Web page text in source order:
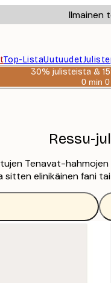
Ilmainen
Top-ListaUutuudet
30% julisteista &
0 min
Ressu-
Tenavat-
elinikäinen fani